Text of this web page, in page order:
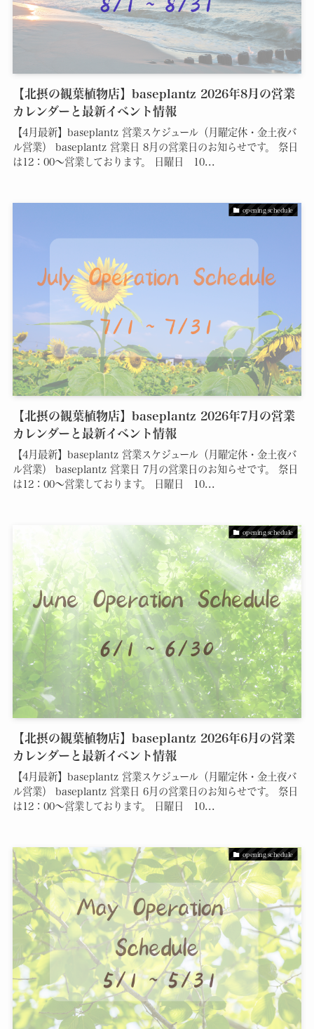
【北摂の観葉植物店】baseplantz 2026年8月の営業
カレンダーと最新イベント情報
【4月最新】baseplantz 営業スケジュール（月曜定休・金土夜バ
ル営業） baseplantz 営業日 8月の営業日のお知らせです。 祭日
は12：00～営業しております。 日曜日 10...
opening schedule
【北摂の観葉植物店】baseplantz 2026年7月の営業
カレンダーと最新イベント情報
【4月最新】baseplantz 営業スケジュール（月曜定休・金土夜バ
ル営業） baseplantz 営業日 7月の営業日のお知らせです。 祭日
は12：00～営業しております。 日曜日 10...
opening schedule
【北摂の観葉植物店】baseplantz 2026年6月の営業
カレンダーと最新イベント情報
【4月最新】baseplantz 営業スケジュール（月曜定休・金土夜バ
ル営業） baseplantz 営業日 6月の営業日のお知らせです。 祭日
は12：00～営業しております。 日曜日 10...
opening schedule